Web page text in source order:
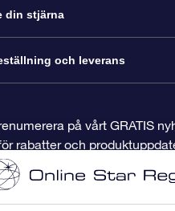
oss
Stjärngåva
Gåvopaket
Presentkort
din stjärna
Stjärnsida
Million Stars
och leverans
på vårt GRATIS
rabatter och